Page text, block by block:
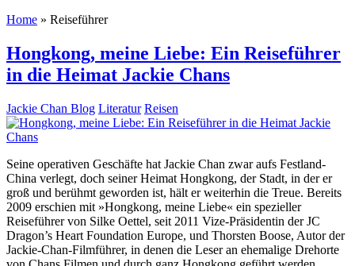
Home » Reiseführer
Hongkong, meine Liebe: Ein Reiseführer
in die Heimat Jackie Chans
Jackie Chan Blog Literatur Reisen
Seine operativen Geschäfte hat Jackie Chan zwar aufs Festland-
China verlegt, doch seiner Heimat Hongkong, der Stadt, in der er
groß und berühmt geworden ist, hält er weiterhin die Treue. Bereits
2009 erschien mit »Hongkong, meine Liebe« ein spezieller
Reiseführer von Silke Oettel, seit 2011 Vize-Präsidentin der JC
Dragon’s Heart Foundation Europe, und Thorsten Boose, Autor der
Jackie-Chan-Filmführer, in denen die Leser an ehemalige Drehorte